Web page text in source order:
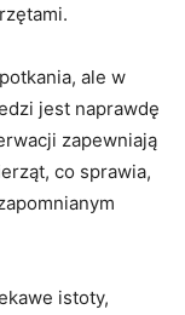
ale w
jest naprawdę
zapewniają
co sprawia,
istoty,